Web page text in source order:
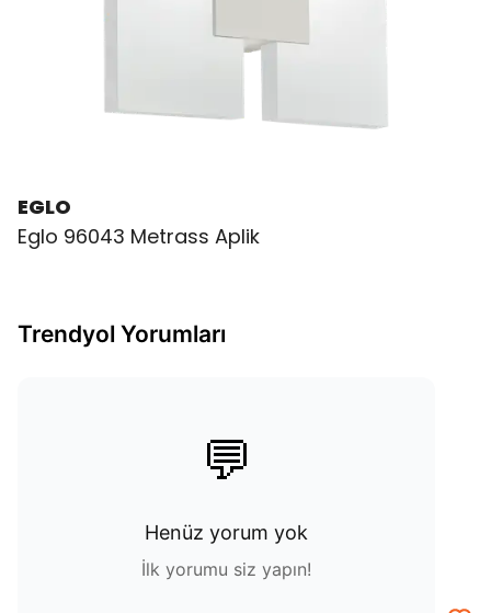
EGLO
Eglo 96043 Metrass Aplik
Trendyol Yorumları
💬
Henüz yorum yok
İlk yorumu siz yapın!